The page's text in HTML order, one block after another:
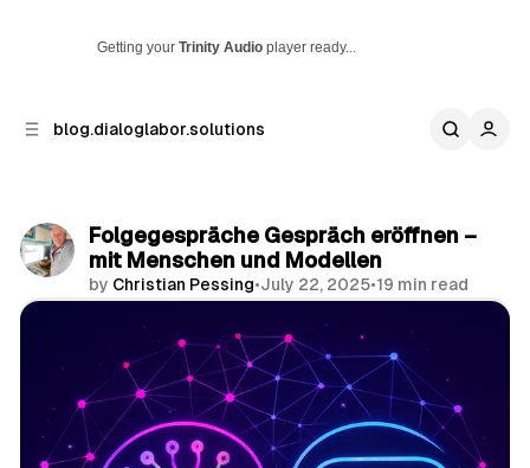
Getting your Trinity Audio player ready...
blog.dialoglabor.solutions
Folgegespräche Gespräch eröffnen –
mit Menschen und Modellen
by Christian Pessing•July 22, 2025•19 min read